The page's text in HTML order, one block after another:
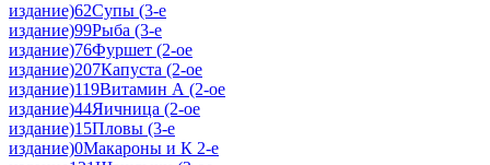
издание)62Супы (3-е
издание)99Рыба (3-е
издание)76Фуршет (2-ое
издание)207Капуста (2-ое
издание)119Витамин А (2-ое
издание)44Яичница (2-ое
издание)15Пловы (3-е
издание)0Макароны и К 2-е